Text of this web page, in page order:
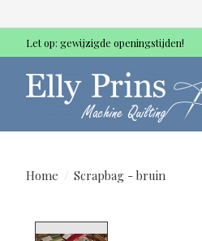
Let op: gewijzigde openingstijden!
Home / Scrapbag - bruin